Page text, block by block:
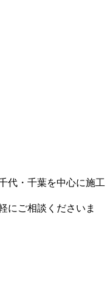
代・千葉を中心に施工
にご相談くださいま